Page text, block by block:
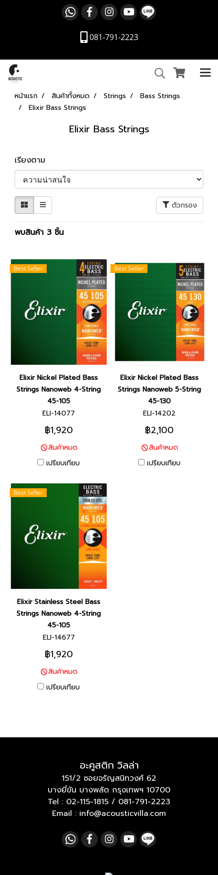
081-791-2223
หน้าแรก สินค้าทั้งหมด Strings
Bass Strings
Elixir Bass Strings
Elixir Bass Strings
เรียงตาม
ตัวกรอง
พบสินค้า 3 ชิ้น
Best Seller
Elixir Nickel Plated Bass
Strings Nanoweb 4-String
45-105
ELI-14077
฿1,920
สินค้าหมด
เปรียบเทียบ
Best Seller
Elixir Nickel Plated Bass
Strings Nanoweb 5-String
45-130
ELI-14202
฿2,100
สินค้าหมด
เปรียบเทียบ
Best Seller
Elixir Stainless Steel Bass
Strings Nanoweb 4-String
45-105
ELI-14677
฿1,920
สินค้าหมด
เปรียบเทียบ
อะคูสติก วิลล่า
151/2 ซอยจรัญสนิทวงศ์ 62
บางยี่ขัน บางพลัด กรุงเทพฯ 10700
Tel : 02-115-1815 / 081-791-2223
Email : info@acousticvilla.com